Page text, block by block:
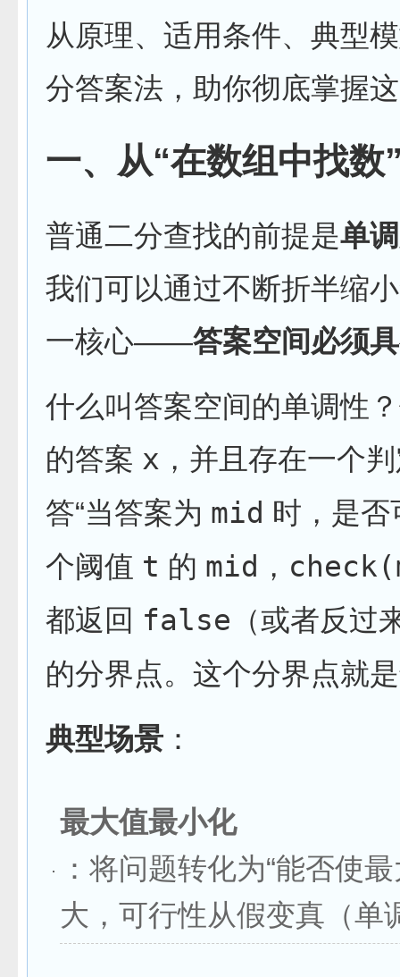
从原理、适用条件、典型
分答案法，助你彻底掌握
一、从“在数组中找数
普通二分查找的前提是单
我们可以通过不断折半缩
一核心——答案空间必须
什么叫答案空间的单调性
的答案 x ，并且存在一个
答“当答案为 mid 时，是否
个阈值 t 的 mid ，
都返回 false （或者反
的分界点。这个分界点就
典型场景 ：
最大值最小化
：将问题转化为“能否使
大，可行性从假变真（单